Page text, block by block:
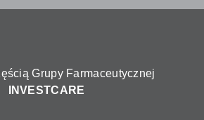
Grupy Farmaceutycznej
INVESTCARE